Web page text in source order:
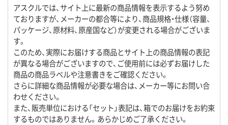
アスクルでは、サイト上に最新の商品情報を表示するよう努め
ておりますが、メーカーの都合等により、商品規格・仕様（容量、
パッケージ、原材料、原産国など）が変更される場合がございま
す。
このため、実際にお届けする商品とサイト上の商品情報の表記
が異なる場合がございますので、ご使用前には必ずお届けした
商品の商品ラベルや注意書きをご確認ください。
さらに詳細な商品情報が必要な場合は、メーカー等にお問い合
わせください。
また、販売単位における「セット」表記は、箱でのお届けをお約束
するものではありません。あらかじめご了承ください。